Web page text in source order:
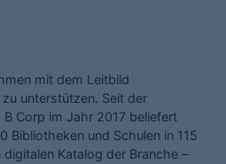
mit dem Leitbild
unterstützen. Seit der
Corp im Jahr 2017 beliefert
Bibliotheken und Schulen in 115
Katalog der Branche –